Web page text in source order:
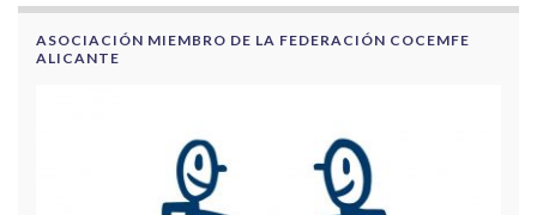
ASOCIACIÓN MIEMBRO DE LA FEDERACIÓN COCEMFE
ALICANTE